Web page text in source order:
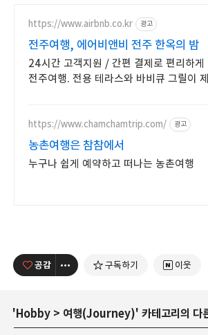
https://www.airbnb.co.kr 광고
전주여행, 에어비앤비 전주 한옥의 밤
24시간 고객지원 / 간편 결제로 편리하게
전주여행. 전용 테라스와 바비큐 그릴이
https://www.chamchamtrip.com/ 광고
농촌여행은 참참에서
누구나 쉽게 예약하고 떠나는 농촌여행
공감 구독하기 이웃
'Hobby > 여행(Journey)' 카테고리의 다